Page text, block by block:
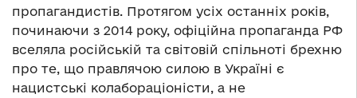
пропагандистів. Протягом усіх останніх років,
починаючи з 2014 року, офіційна пропаганда РФ
вселяла російській та світовій спільноті брехню
про те, що правлячою силою в Україні є
нацистські колабораціоністи, а не